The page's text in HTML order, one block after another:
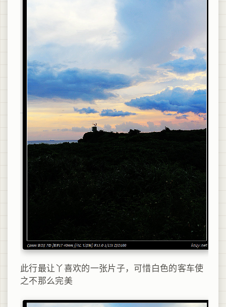
此行最让丫喜欢的一张片子，可惜白色的客车使
之不那么完美